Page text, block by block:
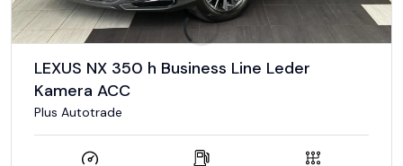
LEXUS NX 350 h Business Line Leder
Kamera ACC
Plus Autotrade